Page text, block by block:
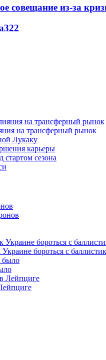
совещание из-за
322
на трансферный рынок
Лукаку
карьеры
стартом сезона
бороться с